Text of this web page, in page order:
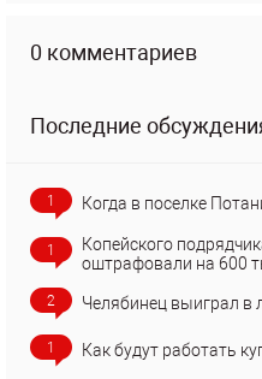
0 комментариев
Последние
1 Когда в поселке
1
Копейского
оштрафовали на 600
2 Челябинец выиграл в
1 Как будут работать